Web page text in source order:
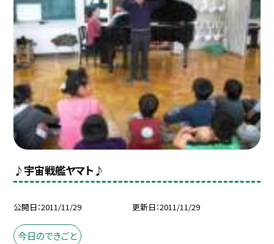
♪宇宙戦艦ヤマト♪
公開日 2011/11/29 更新日 2011/11/29
今日のできごと